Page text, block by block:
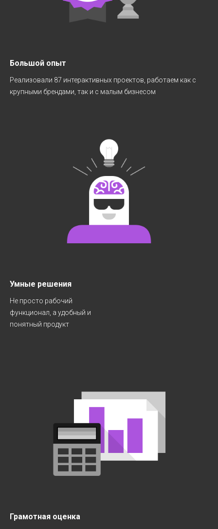
Большой опыт
Реализовали 87 интерактивных проектов, работаем как с
крупными брендами, так и с малым бизнесом
Умные решения
Не просто рабочий
функционал, а удобный и
понятный продукт
Грамотная оценка